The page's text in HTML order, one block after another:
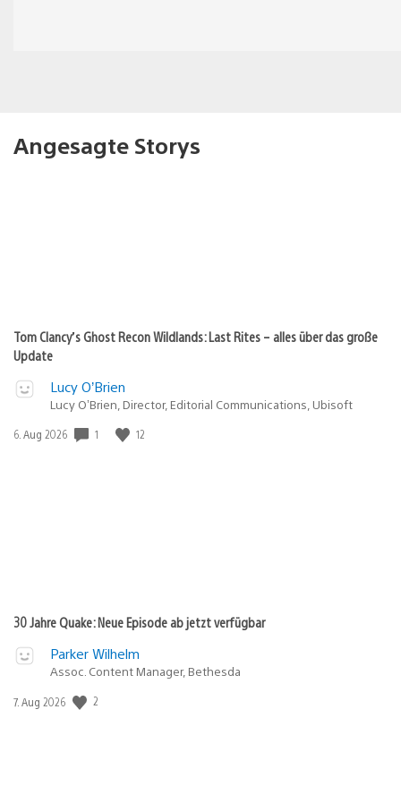
Angesagte Storys
Tom Clancy’s Ghost Recon Wildlands: Last Rites – alles über das große
Update
Lucy O’Brien
Lucy O’Brien, Director, Editorial Communications, Ubisoft
Veröffentlichungsdatum:
6. Aug 2026 1 12
30 Jahre Quake: Neue Episode ab jetzt verfügbar
Parker Wilhelm
Assoc. Content Manager, Bethesda
Veröffentlichungsdatum:
7. Aug 2026 2